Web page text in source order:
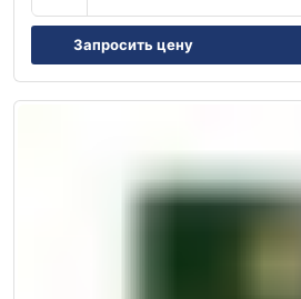
Запросить цену